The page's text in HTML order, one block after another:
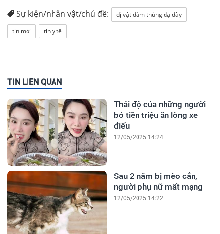
Sự kiện/nhân vật/chủ đề:
dị vật đâm thủng dạ dày
tin mới
tin y tế
TIN LIÊN QUAN
Thái độ của những người
bỏ tiền triệu ăn lòng xe
điếu
12/05/2025 14:24
Sau 2 năm bị mèo cắn,
người phụ nữ mất mạng
12/05/2025 14:22